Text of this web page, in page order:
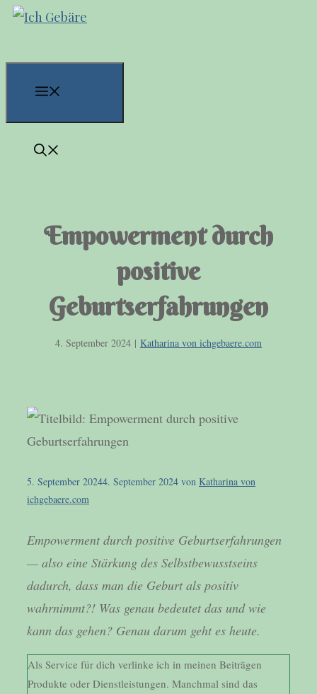
Zum
springen
Empowerment durch
positive
Geburtserfahrungen
4. September 2024 | Katharina von ichgebaere.com
5. September 20244. September 2024 von Katharina von
ichgebaere.com
Empowerment durch positive Geburtserfahrungen
— also eine Stärkung des Selbstbewusstseins
dadurch, dass man die Geburt als positiv
wahrnimmt?! Was genau bedeutet das und wie
kann das gehen? Genau darum geht es heute.
Als Service für dich verlinke ich in meinen Beiträgen
Produkte oder Dienstleistungen. Manchmal sind das